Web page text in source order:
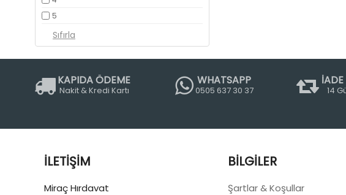
5
KAPIDA ÖDEME
Nakit & Kredi Kartı
WHATSAPP
0505 637 30 37 14
İLETIŞIM
Miraç Hırdavat
BILGILER
Şartlar & Koşullar